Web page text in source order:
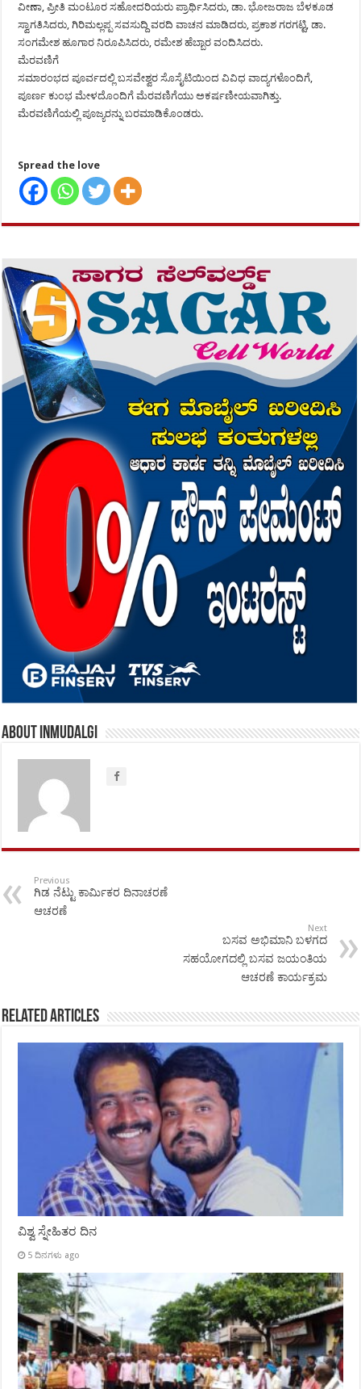
ವೀಣಾ, ಪ್ರೀತಿ ಮಂಟೂರ ಸಹೋದರಿಯರು ಪ್ರಾರ್ಥಿಸಿದರು, ಡಾ. ಭೋಜರಾಜ ಬೆಳಕೂಡ
ಸ್ವಾಗತಿಸಿದರು, ಗಿರಿಮಲ್ಲಪ್ಪ ಸವಸುದ್ದಿ ವರದಿ ವಾಚನ ಮಾಡಿದರು, ಪ್ರಕಾಶ ಗರಗಟ್ಟಿ, ಡಾ.
ಸಂಗಮೇಶ ಹೂಗಾರ ನಿರೂಪಿಸಿದರು, ರಮೇಶ ಹೆಬ್ಬಾರ ವಂದಿಸಿದರು.
ಮೆರವಣಿಗೆ
ಸಮಾರಂಭದ ಪೂರ್ವದಲ್ಲಿ ಬಸವೇಶ್ವರ ಸೊಸೈಟಿಯಿಂದ ವಿವಿಧ ವಾದ್ಯಗಳೊಂದಿಗೆ,
ಪೂರ್ಣ ಕುಂಭ ಮೇಳದೊಂದಿಗೆ ಮೆರವಣಿಗೆಯು ಅಕರ್ಷಣೀಯವಾಗಿತ್ತು.
ಮೆರವಣಿಗೆಯಲ್ಲಿ ಪೂಜ್ಯರನ್ನು ಬರಮಾಡಿಕೊಂಡರು.
Spread the love
About inmudalgi
Previous
ಗಿಡ ನೆಟ್ಟು ಕಾರ್ಮಿಕರ ದಿನಾಚರಣೆ
ಆಚರಣೆ
Next
ಬಸವ ಅಭಿಮಾನಿ ಬಳಗದ
ಸಹಯೋಗದಲ್ಲಿ ಬಸವ ಜಯಂತಿಯ
ಆಚರಣೆ ಕಾರ್ಯಕ್ರಮ
Related Articles
ವಿಶ್ವ ಸ್ನೇಹಿತರ ದಿನ
5 ದಿನಗಳು ago